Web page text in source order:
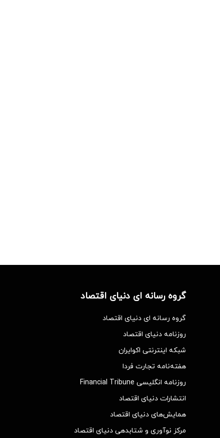
گروه رسانه ای دنیای اقتصاد
گروه رسانه ای دنیای اقتصاد
روزنامه دنیای اقتصاد
شبکه اینترنتی اکوایران
هفته‌نامه تجارت فردا
روزنامه انگلیسی Financial Tribune
انتشارات دنیای اقتصاد
همایش‌های دنیای اقتصاد
مرکز نوآوری و شتابدهی دنیای اقتصاد